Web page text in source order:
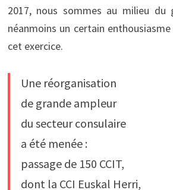
2017, nous sommes au milieu du
néanmoins un certain
cet exercice.
Une réorganisation
de grande ampleur
du secteur consulaire
a été menée :
passage de 150 CCIT,
dont la CCI Euskal Herri,